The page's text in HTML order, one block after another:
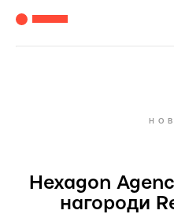
Hexagon
нагороди